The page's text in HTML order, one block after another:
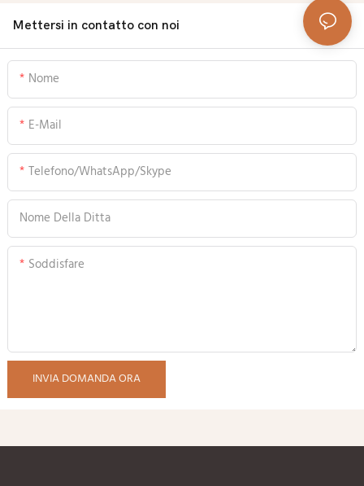
Mettersi in contatto con noi
Nome
E-Mail
Telefono/WhatsApp/Skype
Nome Della Ditta
Soddisfare
INVIA DOMANDA ORA